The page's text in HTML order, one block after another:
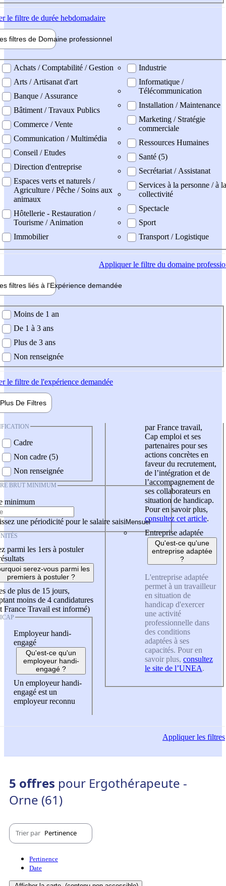
le filtre de durée hebdomadaire
filtres de Domaine professionnel
professionel
Achats / Comptabilité / Gestion
Arts / Artisanat d'art
Banque / Assurance
Bâtiment / Travaux Publics
Commerce / Vente
Communication / Multimédia
Conseil / Etudes
Direction d'entreprise
Espaces verts et naturels /
Agriculture / Pêche / Soins aux
animaux
Hôtellerie - Restauration /
Tourisme / Animation
Immobilier
Industrie
Informatique /
Télécommunication
Installation / Maintenance
Marketing / Stratégie
commerciale
Ressources Humaines
Santé (5)
Secrétariat / Assistanat
Services à la personne / à la
collectivité
Spectacle
Sport
Transport / Logistique
Appliquerle filtre du domaine
filtres liés à l'Expérience demandée
demandée
Moins de 1 an
De 1 à 3 ans
Plus de 3 ans
Non renseignée
le filtre de l'expérience demandée
Plus De Filtres
Cadre
Non cadre (5)
Non renseignée
BRUT MINIMUM
minimum
une périodicité pour le salaire saisi
parmi les 1ers à postuler
serez-vous parmi les
premiers à postuler ?
de plus de 15 jours,
moins de 4 candidatures
France Travail est informé)
Employeur handi-
engagé
Qu'est-ce qu'un
employeur handi-
engagé ?
Un employeur handi-
engagé est un
employeur reconnu
par France travail,
Cap emploi et ses
partenaires pour ses
actions concrètes en
faveur du recrutement,
de l’intégration et de
l’accompagnement de
ses collaborateurs en
situation de handicap.
Pour en savoir plus,
consultez cet article.
Entreprise adaptée
Qu'est-ce qu'une
entreprise adaptée
?
L'entreprise adaptée
permet à un travailleur
en situation de
handicap d'exercer
une activité
professionnelle dans
des conditions
adaptées à ses
capacités. Pour en
savoir plus, consultez
le site de l’UNEA.
Appliquerles filtres
5 offres pour Ergothérapeute -
Orne (61)
Trier par Pertinence
Pertinence
Date